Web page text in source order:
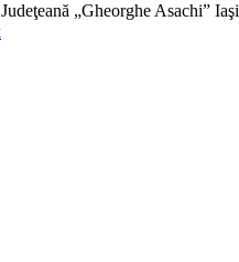
„Gheorghe Asachi” Iaşi